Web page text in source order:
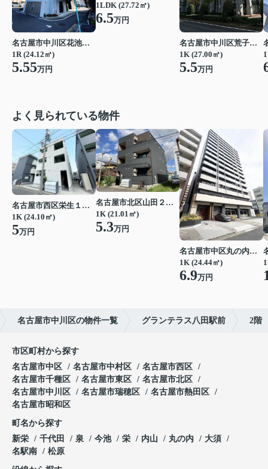
名古屋市中川区花池町１丁目
1R (24.12㎡)
5.55万円
1LDK (27.72㎡)
6.5万円
名古屋市中川区荒子２丁目
1K (27.00㎡)
5.5万円
よく見られている物件
名古屋市西区栄生１丁目
1K (24.10㎡)
5万円
名古屋市北区山田２丁目
1K (21.01㎡)
5.3万円
名古屋市中区丸の内２丁目
1K (24.44㎡)
6.9万円
名古屋市中川区の物件一覧 グランテラス八田駅前 2階
市区町村から探す
名古屋市中区
名古屋市中村区
名古屋市西区
名古屋市千種区
名古屋市東区
名古屋市北区
名古屋市中川区
名古屋市瑞穂区
名古屋市熱田区
名古屋市昭和区
町名から探す
新栄
千代田 泉 今池 栄 内山 丸の内
大須
名駅南
松原